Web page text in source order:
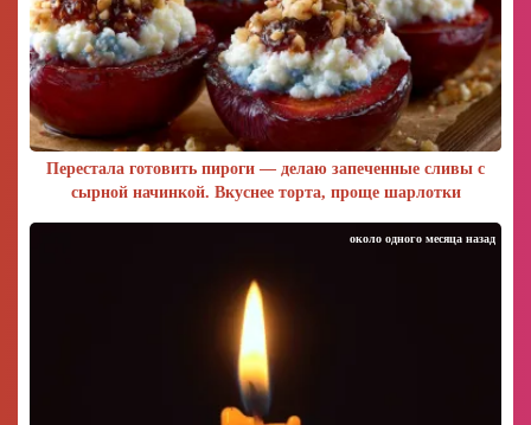
Перестала готовить пироги — делаю запеченные сливы с
сырной начинкой. Вкуснее торта, проще шарлотки
около одного месяца назад